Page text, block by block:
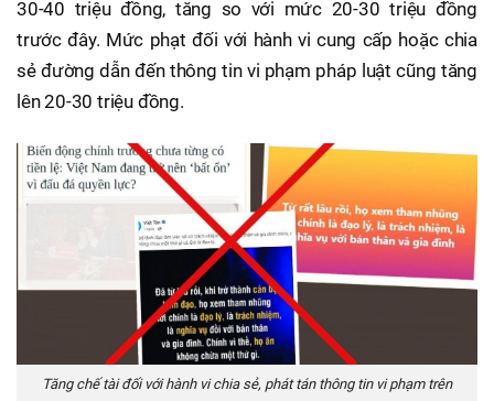
30-40 triệu đồng, tăng so với mức 20-30 triệu đồng
trước đây. Mức phạt đối với hành vi cung cấp hoặc chia
sẻ đường dẫn đến thông tin vi phạm pháp luật cũng tăng
lên 20-30 triệu đồng.
Tăng chế tài đối với hành vi chia sẻ, phát tán thông tin vi phạm trên